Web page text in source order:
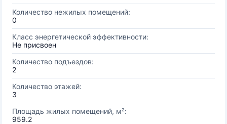
Количество нежилых помещений:
0
Класс энергетической эффективности:
Не присвоен
Количество подъездов:
2
Количество этажей:
3
Площадь жилых помещений, м²:
959.2